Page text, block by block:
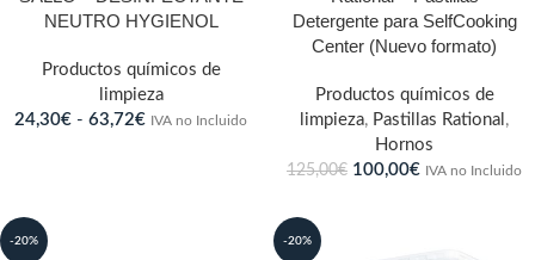
NEUTRO HYGIENOL
Productos químicos de
limpieza
24,30€ - 63,72€ IVA no Incluido
Detergente para SelfCooking
Center (Nuevo formato)
Productos químicos de
limpieza, Pastillas Rational ,
Hornos
125,00€ 100,00€ IVA no Incluido
-20% -20%